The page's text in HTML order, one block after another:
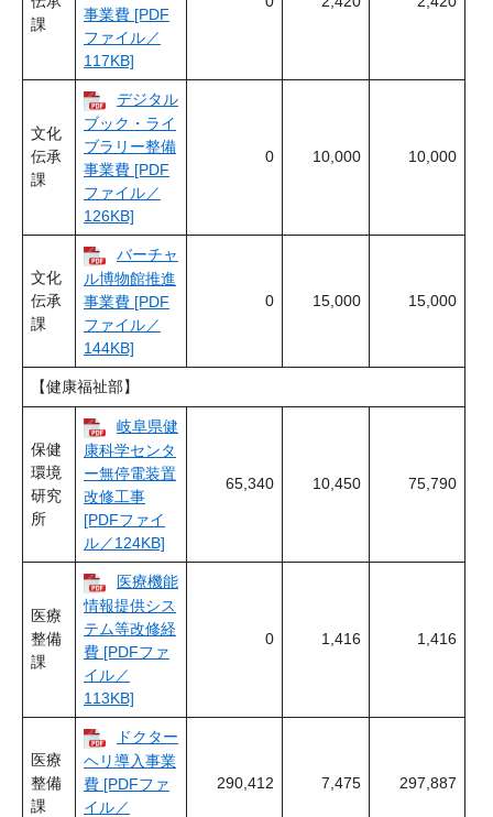
課
事業費 [PDF
ファイル／
117KB]
文化
伝承
課
デジタル
ブック・ライ
ブラリー整備
事業費 [PDF
ファイル／
126KB]
0 10,000 10,000
文化
伝承
課
バーチャ
ル博物館推進
事業費 [PDF
ファイル／
144KB]
0 15,000 15,000
【健康福祉部】
保健
環境
研究
所
岐阜県健
康科学センタ
ー無停電装置
改修工事
[PDFファイ
ル／124KB]
65,340 10,450 75,790
医療
整備
課
医療機能
情報提供シス
テム等改修経
費 [PDFファ
イル／
113KB]
0 1,416 1,416
医療
整備
課
ドクター
ヘリ導入事業
費 [PDFファ
イル／
290,412 7,475 297,887